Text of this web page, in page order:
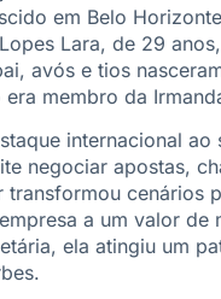
em Belo
Lara, de 29
avós e tios
era membro da
internacional
negociar apostas,
transformou cenários
a um valor de
ela atingiu um